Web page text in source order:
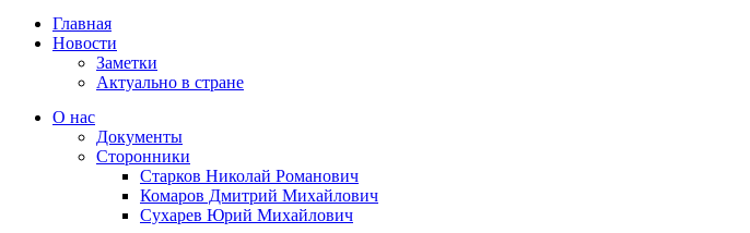
Главная
Новости
Заметки
Актуально в стране
О нас
Документы
Сторонники
Старков Николай Романович
Комаров Дмитрий Михайлович
Сухарев Юрий Михайлович